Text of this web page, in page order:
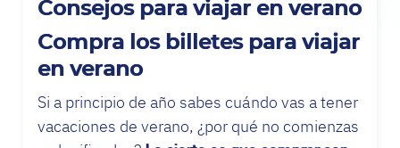
Consejos para viajar en verano
Compra los billetes para viajar
en verano
Si a principio de año sabes cuándo vas a tener
vacaciones de verano, ¿por qué no comienzas